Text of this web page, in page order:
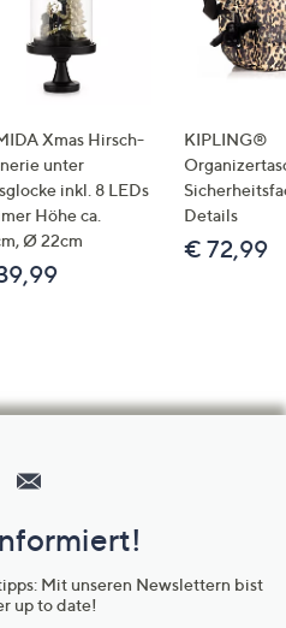
Xmas Hirsch-
unter
inkl. 8 LEDs
Höhe ca.
Ø 22cm
KIPLING®
Details
€ 72,99
Mit unseren Newslettern bist
up to date!